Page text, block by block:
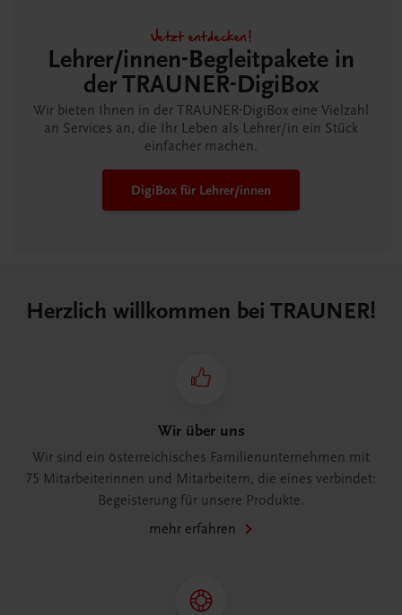
Jetzt entdecken!
Lehrer/innen-Begleitpakete in
der TRAUNER-DigiBox
Wir bieten Ihnen in der TRAUNER-DigiBox eine Vielzahl
an Services an, die Ihr Leben als Lehrer/in ein Stück
einfacher machen.
DigiBox für Lehrer/innen
Herzlich willkommen bei TRAUNER!
Wir über uns
Wir sind ein österreichisches Familienunternehmen mit
75 Mitarbeiterinnen und Mitarbeitern, die eines verbindet:
Begeisterung für unsere Produkte.
mehr erfahren